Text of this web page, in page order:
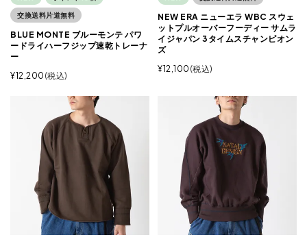
交換送料片道無料
BLUE MONTE ブルーモンテ パワ
ードライハーフジップ速乾トレーナ
ー
¥12,200 税込
NEW ERA ニューエラ WBC スウェ
ットプルオーバーフーディー サムラ
イジャパン 3タイムスチャンピオン
ズ
¥12,100 税込